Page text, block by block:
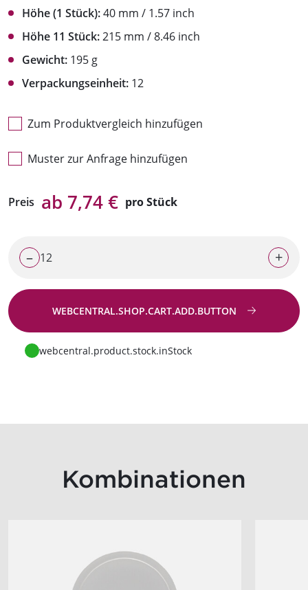
Höhe (1 Stück):40 mm / 1.57 inch
Höhe 11 Stück:215 mm / 8.46 inch
Gewicht: 195 g
Verpackungseinheit: 12
Zum Produktvergleich hinzufügen
Muster zur Anfrage hinzufügen
Preis ab 7,74 € pro Stück
– +
WEBCENTRAL.SHOP.CART.ADD.BUTTON
Zur Anfrage
webcentral.product.stock.inStock
Kombinationen